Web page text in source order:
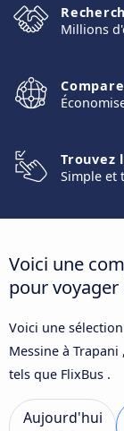
Millions
Trouvez
Simple et
Voici une
pour voyager
Voici une
Messine à
tels que FlixBus .
Aujourd'hui